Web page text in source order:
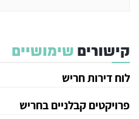
קישורים שימושיים
לוח דירות חריש
פרויקטים קבלניים בחריש